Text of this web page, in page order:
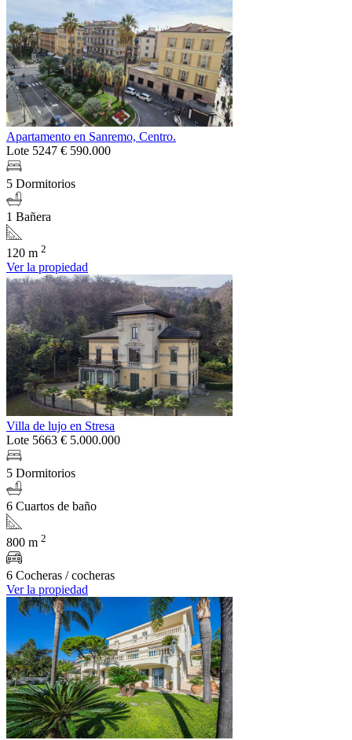
Apartamento en Sanremo, Centro.
Lote 5247 € 590.000
5 Dormitorios
1 Bañera
120 m 2
Ver la propiedad
Villa de lujo en Stresa
Lote 5663 € 5.000.000
5 Dormitorios
6 Cuartos de baño
800 m 2
6 Cocheras / cocheras
Ver la propiedad